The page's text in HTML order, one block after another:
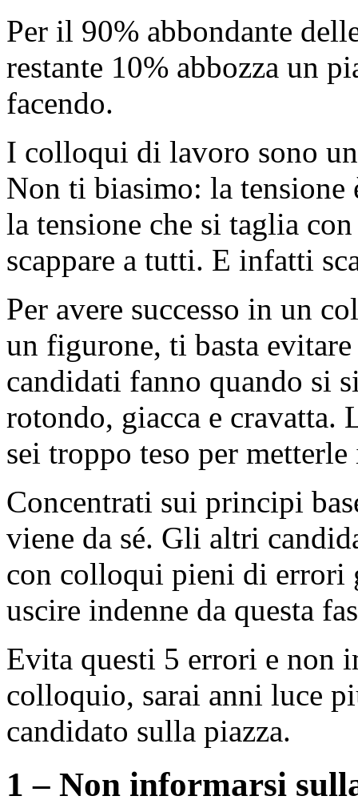
Per il 90% abbondante
restante 10% abbozza un
facendo.
I colloqui di lavoro sono un
Non ti biasimo: la tensione
la tensione che si taglia
scappare a tutti. E infatti
Per avere successo in un
un figurone, ti basta
candidati fanno quando si
rotondo, giacca e cravatta.
sei troppo teso per
Concentrati sui principi
viene da sé. Gli altri
con colloqui pieni di errori
uscire indenne da questa
Evita questi 5 errori e non
colloquio, sarai anni luce
candidato sulla piazza.
1 – Non informarsi